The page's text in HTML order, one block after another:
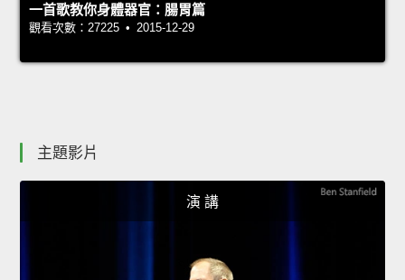
一首歌教你身體器官：腸胃篇
觀看次數：27225 • 2015-12-29
主題影片
演 講